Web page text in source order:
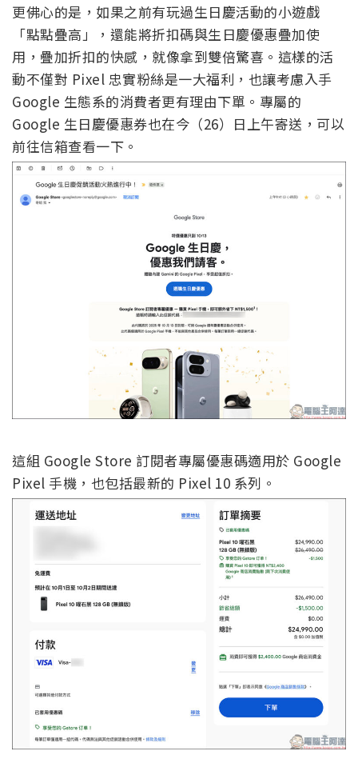
更佛心的是，如果之前有玩過生日慶活動的小遊戲
「點點疊高」，還能將折扣碼與生日慶優惠疊加使
用，疊加折扣的快感，就像拿到雙倍驚喜。這樣的活
動不僅對 Pixel 忠實粉絲是一大福利，也讓考慮入手
Google 生態系的消費者更有理由下單。專屬的
Google 生日慶優惠券也在今（26）日上午寄送，可以
前往信箱查看一下。
這組 Google Store 訂閱者專屬優惠碼適用於 Google
Pixel 手機，也包括最新的 Pixel 10 系列。